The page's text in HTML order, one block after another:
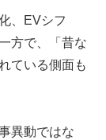
、EVシフ
方で、「昔な
ている側面も
異動ではな